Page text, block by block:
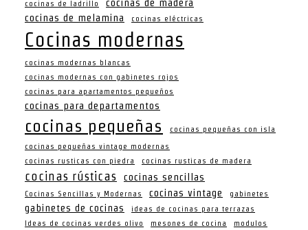
cocinas de ladrillo
cocinas de madera
cocinas de melamina
cocinas eléctricas
Cocinas modernas
cocinas modernas blancas
cocinas modernas con gabinetes rojos
cocinas para apartamentos pequeños
cocinas para departamentos
cocinas pequeñas cocinas pequeñas con isla
cocinas pequeñas vintage modernas
cocinas rusticas con piedra
cocinas rusticas de madera
cocinas rústicas cocinas sencillas
Cocinas Sencillas y Modernas cocinas vintage gabinetes
gabinetes de cocinas
ideas de cocinas para terrazas
Ideas de cocinas verdes olivo
mesones de cocina
modulos